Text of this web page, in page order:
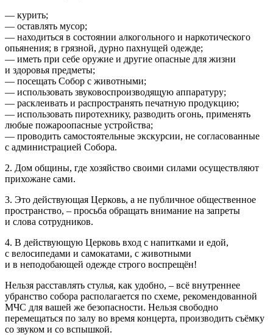
— курить;
— оставлять мусор;
— находиться в состоянии алкогольного и наркотического
опьянения; в грязной, дурно пахнущей одежде;
— иметь при себе оружие и другие опасные для жизни
и здоровья предметы;
— посещать Собор с животными;
— использовать звуковоспроизводящую аппаратуру;
— расклеивать и распространять печатную продукцию;
— использовать пиротехнику, разводить огонь, применять
любые пожароопасные устройства;
— проводить самостоятельные экскурсии, не согласованные
с администрацией Собора.
2. Дом общины, где хозяйство своими силами осуществляют
прихожане сами.
3. Это действующая Церковь, а не публичное общественное
пространство, – просьба обращать внимание на запреты
и слова сотрудников.
4. В действующую Церковь вход с напитками и едой,
с велосипедами и самокатами, с животными
и в неподобающей одежде строго воспрещён!
Нельзя расставлять стулья, как удобно, – всё внутреннее
убранство собора располагается по схеме, рекомендованной
МЧС для вашей же безопасности. Нельзя свободно
перемещаться по залу во время концерта, производить съёмку
со звуком и со вспышкой.